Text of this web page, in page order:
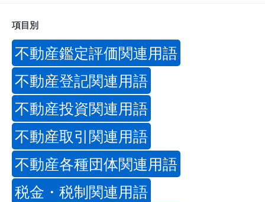
項目別
不動産鑑定評価関連用語
不動産登記関連用語
不動産投資関連用語
不動産取引関連用語
不動産各種団体関連用語
税金・税制関連用語